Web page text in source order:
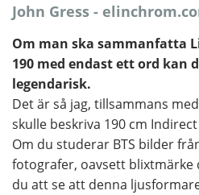
John Gress -
Om man ska sammanfatta
190 med endast ett ord kan
legendarisk.
Det är så jag, tillsammans
skulle beskriva 190 cm
Om du studerar BTS bilder
fotografer, oavsett blixtmärke
du att se att denna